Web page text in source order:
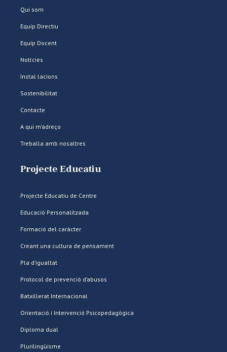
Qui som
Equip Directiu
Equip Docent
Notícies
Instal·lacions
Sostenibilitat
Contacte
A qui m’adreço
Treballa amb nosaltres
Projecte Educatiu
Projecte Educatiu de Centre
Educació Personalitzada
Formació del caràcter
Creant una cultura de pensament
Pla d’igualtat
Protocol de prevenció d’abusos
Batxillerat Internacional
Orientació i Intervenció Psicopedagògica
Diploma dual
Plurilingüisme